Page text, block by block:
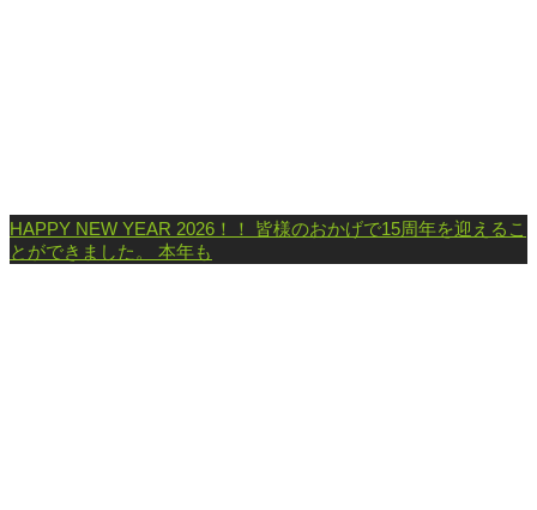
HAPPY NEW YEAR 2026！！ 皆様のおかげで15周年を迎えるこ
とができました。 本年も